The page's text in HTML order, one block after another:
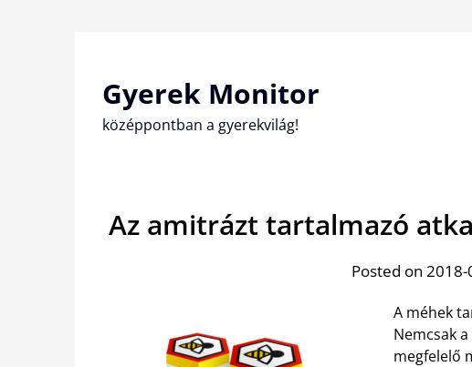
Gyerek Monitor
középpontban a gyerekvilág!
Az amitrázt tartalmazó
Posted on
A méhek
Nemcsak
megfelelő